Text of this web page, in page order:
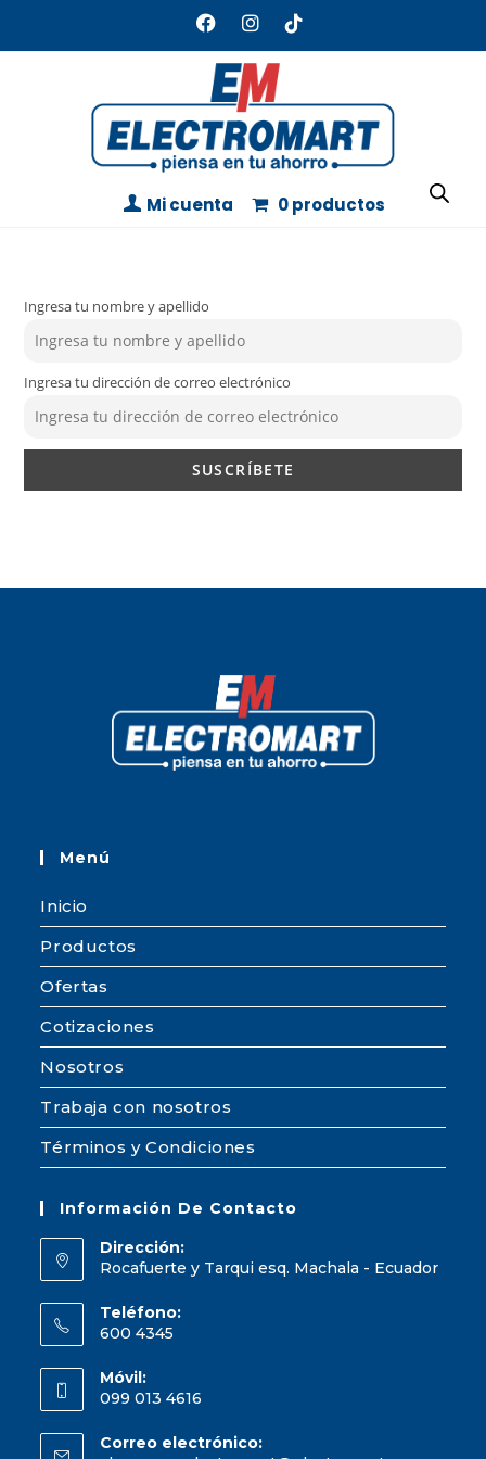
Mi cuenta 0 productos
Ingresa tu nombre y apellido
Ingresa tu dirección de correo electrónico
Menú
Inicio
Productos
Ofertas
Cotizaciones
Nosotros
Trabaja con nosotros
Términos y Condiciones
Información De Contacto
Dirección:
Rocafuerte y Tarqui esq. Machala - Ecuador
Teléfono:
600 4345
Móvil:
099 013 4616
Correo electrónico: